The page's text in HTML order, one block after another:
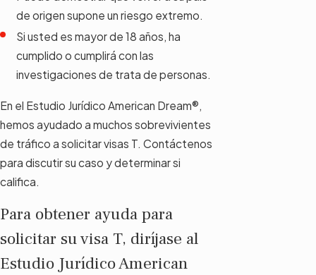
de origen supone un riesgo extremo.
Si usted es mayor de 18 años, ha
cumplido o cumplirá con las
investigaciones de trata de personas.
En el Estudio Jurídico American Dream®,
hemos ayudado a muchos sobrevivientes
de tráfico a solicitar visas T. Contáctenos
para discutir su caso y determinar si
califica.
Para obtener ayuda para
solicitar su visa T, diríjase al
Estudio Jurídico American